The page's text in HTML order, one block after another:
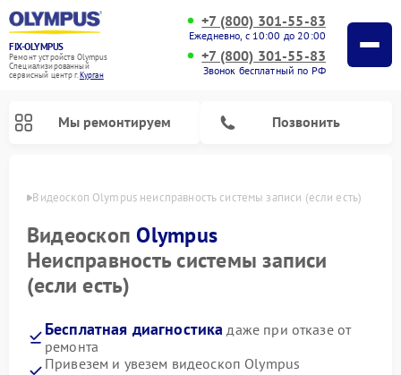
FIX-OLYMPUS
Ремонт устройств Olympus
Специализированный
cервисный центр г.Курган
+7 (800) 301-55-83
Ежедневно, с 10:00 до 20:00
+7 (800) 301-55-83
Звонок бесплатный по РФ
Мы ремонтируем Позвонить
Видеоскоп Olympus неисправность системы записи (если есть)
Видеоскоп Olympus
Неисправность системы записи
(если есть)
Бесплатная диагностика даже при отказе от
ремонта
Привезем и увезем видеоскоп Olympus